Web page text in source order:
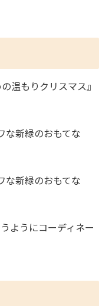
温もりクリスマス』
な新緑のおもてな
な新緑のおもてな
ようにコーディネー